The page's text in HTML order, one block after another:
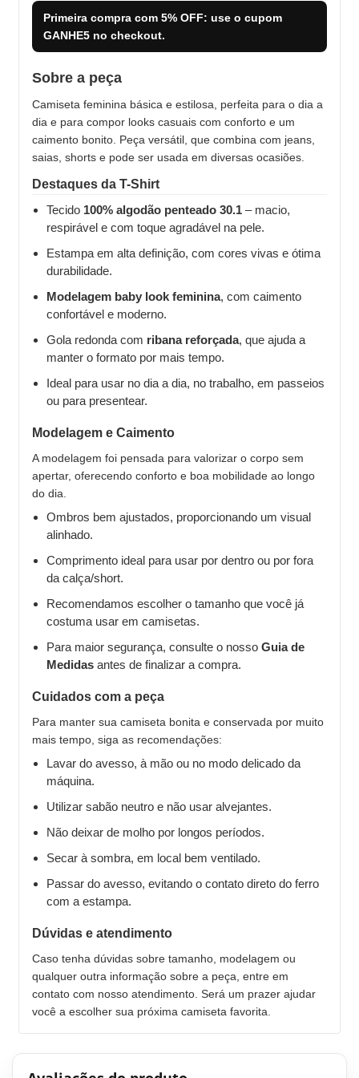
Primeira compra com 5% OFF: use o cupom
GANHE5 no checkout.
Sobre a peça
Camiseta feminina básica e estilosa, perfeita para o dia a
dia e para compor looks casuais com conforto e um
caimento bonito. Peça versátil, que combina com jeans,
saias, shorts e pode ser usada em diversas ocasiões.
Destaques da T-Shirt
Tecido 100% algodão penteado 30.1 – macio,
respirável e com toque agradável na pele.
Estampa em alta definição, com cores vivas e ótima
durabilidade.
Modelagem baby look feminina, com caimento
confortável e moderno.
Gola redonda com ribana reforçada, que ajuda a
manter o formato por mais tempo.
Ideal para usar no dia a dia, no trabalho, em passeios
ou para presentear.
Modelagem e Caimento
A modelagem foi pensada para valorizar o corpo sem
apertar, oferecendo conforto e boa mobilidade ao longo
do dia.
Ombros bem ajustados, proporcionando um visual
alinhado.
Comprimento ideal para usar por dentro ou por fora
da calça/short.
Recomendamos escolher o tamanho que você já
costuma usar em camisetas.
Para maior segurança, consulte o nosso Guia de
Medidas antes de finalizar a compra.
Cuidados com a peça
Para manter sua camiseta bonita e conservada por muito
mais tempo, siga as recomendações:
Lavar do avesso, à mão ou no modo delicado da
máquina.
Utilizar sabão neutro e não usar alvejantes.
Não deixar de molho por longos períodos.
Secar à sombra, em local bem ventilado.
Passar do avesso, evitando o contato direto do ferro
com a estampa.
Dúvidas e atendimento
Caso tenha dúvidas sobre tamanho, modelagem ou
qualquer outra informação sobre a peça, entre em
contato com nosso atendimento. Será um prazer ajudar
você a escolher sua próxima camiseta favorita.